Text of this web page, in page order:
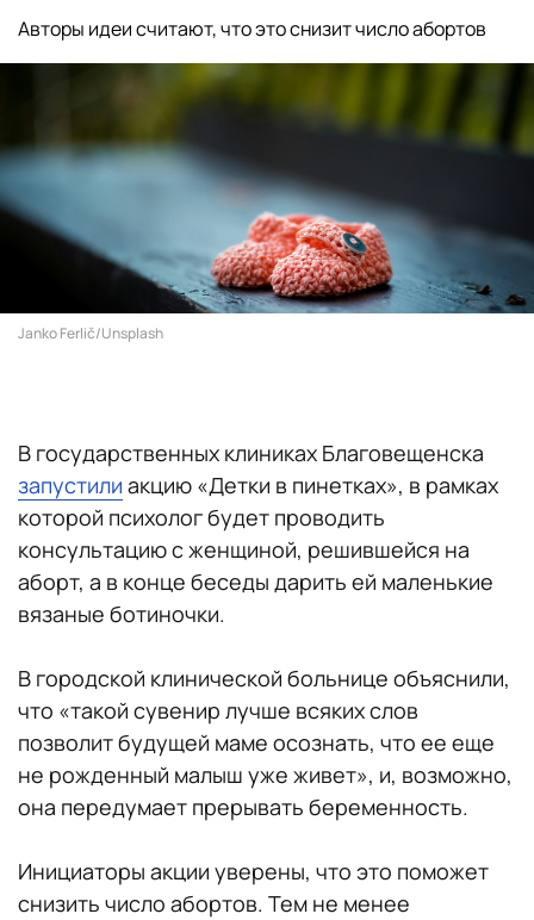
Авторы идеи считают, что это снизит число абортов
Janko Ferlič/Unsplash
В государственных клиниках Благовещенска
запустили акцию «Детки в пинетках», в рамках
которой психолог будет проводить
консультацию с женщиной, решившейся на
аборт, а в конце беседы дарить ей маленькие
вязаные ботиночки.
В городской клинической больнице объяснили,
что «такой сувенир лучше всяких слов
позволит будущей маме осознать, что ее еще
не рожденный малыш уже живет», и, возможно,
она передумает прерывать беременность.
Инициаторы акции уверены, что это поможет
снизить число абортов. Тем не менее